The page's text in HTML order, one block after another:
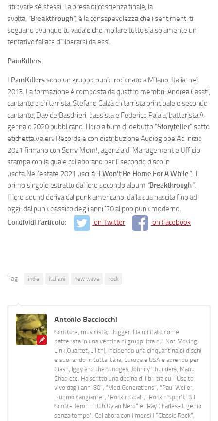
ritrovare sé stessi. La presa di coscienza finale, la
svolta, “Breakthrough”, è la consapevolezza che i sentimenti ti
seguano ovunque tu vada e che mollare tutto sia solamente un
tentativo fallace di liberarsi da essi.
PainKillers
I PainKillerssono un gruppo punk-rock nato a Milano, Italia, nel
2013. La formazione è composta da quattro membri: Andrea Casati,
cantante e chitarrista, Stefano Calzà chitarrista principale e secondo
cantante, Davide Baschieri, bassista e Federico Palaia, batterista.A
gennaio 2020 pubblicano il loro album di debutto “Storyteller” sotto
etichetta Valery Records e con distribuzione Audioglobe.Ad inizio
2021 firmano con Sorry Mom!, agenzia di Management e Ufficio
stampa con la quale collaborano per il secondo disco in
uscita.Nell’estate 2021 uscirà “I Won’t Be Home For A While”, il
primo singolo estratto dal loro secondo album “Breakthrough”.
Il loro sound deriva dal punk americano, dalla sua nascita fino ad
oggi: dal punk classico degli anni ’70 al pop punk moderno.
Condividi l'articolo:
on Twitter on Facebook
Tag: indie italiani new wave rock
Antonio Bacciocchi
Scrittore, musicista, blogger. Ha militato come
batterista in una ventina di gruppi (tra cui Not Moving,
Link Quartet, Lilith), incidendo una cinquantina di dischi
e suonando in tutta Italia, Europa e USA e aprendo per
Clash, Iggy and the Stooges, Johnny Thunders, Manu
Chao etc. Ha scritto una decina di libri tra cui "Uscito
vivo dagli anni 80", "Mod Generations", "Paul Weller,
L’uomo cangiante", "Rock n Goal", "Rock n Spor"t, Gil
Scott-Heron Il Bob Dylan Nero" e "Ray Charles- Il genio
senza tempo". Collabora con i mensili “Classic Rock”,